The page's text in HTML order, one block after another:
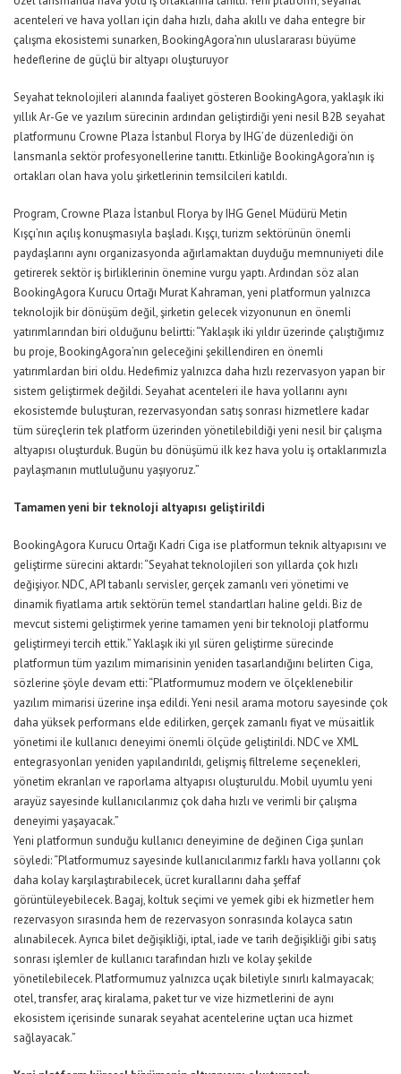
acenteleri ve hava yolları için daha hızlı, daha akıllı ve daha entegre bir
çalışma ekosistemi sunarken, BookingAgora’nın uluslararası büyüme
hedeflerine de güçlü bir altyapı oluşturuyor
Seyahat teknolojileri alanında faaliyet gösteren BookingAgora, yaklaşık iki
yıllık Ar-Ge ve yazılım sürecinin ardından geliştirdiği yeni nesil B2B seyahat
platformunu Crowne Plaza İstanbul Florya by IHG’de düzenlediği ön
lansmanla sektör profesyonellerine tanıttı. Etkinliğe BookingAgora’nın iş
ortakları olan hava yolu şirketlerinin temsilcileri katıldı.
Program, Crowne Plaza İstanbul Florya by IHG Genel Müdürü Metin
Kışçı’nın açılış konuşmasıyla başladı. Kışçı, turizm sektörünün önemli
paydaşlarını aynı organizasyonda ağırlamaktan duyduğu memnuniyeti dile
getirerek sektör iş birliklerinin önemine vurgu yaptı. Ardından söz alan
BookingAgora Kurucu Ortağı Murat Kahraman, yeni platformun yalnızca
teknolojik bir dönüşüm değil, şirketin gelecek vizyonunun en önemli
yatırımlarından biri olduğunu belirtti: “Yaklaşık iki yıldır üzerinde çalıştığımız
bu proje, BookingAgora’nın geleceğini şekillendiren en önemli
yatırımlardan biri oldu. Hedefimiz yalnızca daha hızlı rezervasyon yapan bir
sistem geliştirmek değildi. Seyahat acenteleri ile hava yollarını aynı
ekosistemde buluşturan, rezervasyondan satış sonrası hizmetlere kadar
tüm süreçlerin tek platform üzerinden yönetilebildiği yeni nesil bir çalışma
altyapısı oluşturduk. Bugün bu dönüşümü ilk kez hava yolu iş ortaklarımızla
paylaşmanın mutluluğunu yaşıyoruz.”
Tamamen yeni bir teknoloji altyapısı geliştirildi
BookingAgora Kurucu Ortağı Kadri Ciga ise platformun teknik altyapısını ve
geliştirme sürecini aktardı: “Seyahat teknolojileri son yıllarda çok hızlı
değişiyor. NDC, API tabanlı servisler, gerçek zamanlı veri yönetimi ve
dinamik fiyatlama artık sektörün temel standartları haline geldi. Biz de
mevcut sistemi geliştirmek yerine tamamen yeni bir teknoloji platformu
geliştirmeyi tercih ettik.” Yaklaşık iki yıl süren geliştirme sürecinde
platformun tüm yazılım mimarisinin yeniden tasarlandığını belirten Ciga,
sözlerine şöyle devam etti: “Platformumuz modern ve ölçeklenebilir
yazılım mimarisi üzerine inşa edildi. Yeni nesil arama motoru sayesinde çok
daha yüksek performans elde edilirken, gerçek zamanlı fiyat ve müsaitlik
yönetimi ile kullanıcı deneyimi önemli ölçüde geliştirildi. NDC ve XML
entegrasyonları yeniden yapılandırıldı, gelişmiş filtreleme seçenekleri,
yönetim ekranları ve raporlama altyapısı oluşturuldu. Mobil uyumlu yeni
arayüz sayesinde kullanıcılarımız çok daha hızlı ve verimli bir çalışma
deneyimi yaşayacak.”
Yeni platformun sunduğu kullanıcı deneyimine de değinen Ciga şunları
söyledi: “Platformumuz sayesinde kullanıcılarımız farklı hava yollarını çok
daha kolay karşılaştırabilecek, ücret kurallarını daha şeffaf
görüntüleyebilecek. Bagaj, koltuk seçimi ve yemek gibi ek hizmetler hem
rezervasyon sırasında hem de rezervasyon sonrasında kolayca satın
alınabilecek. Ayrıca bilet değişikliği, iptal, iade ve tarih değişikliği gibi satış
sonrası işlemler de kullanıcı tarafından hızlı ve kolay şekilde
yönetilebilecek. Platformumuz yalnızca uçak biletiyle sınırlı kalmayacak;
otel, transfer, araç kiralama, paket tur ve vize hizmetlerini de aynı
ekosistem içerisinde sunarak seyahat acentelerine uçtan uca hizmet
sağlayacak.”